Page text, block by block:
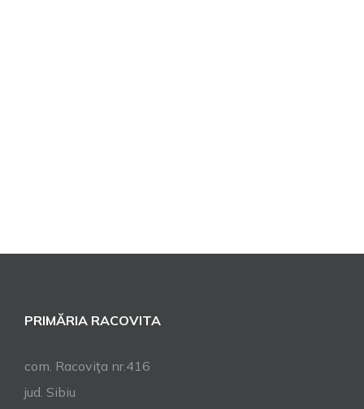
PRIMĂRIA RACOVITA
com. Racoviţa nr.416
jud. Sibiu